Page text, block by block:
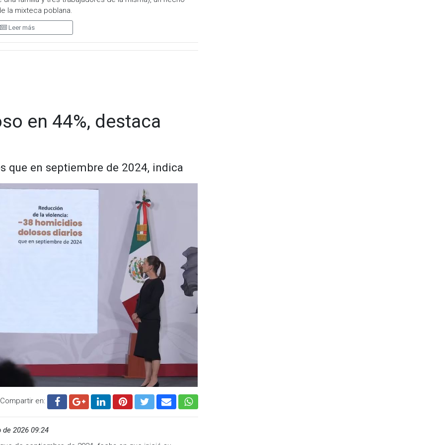
la mixteca poblana.
informó que fue ayer cuando se logró la
que se tratara del hijo de los padres de familia.
dados a conocer inicialmente: fueron diez víctimas, de
Entre las víctimas había tres menores de edad de 16, 15
General del Estado recibieron a las 12:40 horas del
dentro de un rancho y una mujer malherida, con
traslado al hospital.
de campo, agentes de investigación y
y Marcela 48, los padres de familia; así como sus hijos
también las sobrinas del presunto asesino,
trabajadores del rancho, víctimas del asesinato, fueron
apunta a una posible venganza del hijo por
aunque es una de varias líneas.
en redes sociales sin que se conozca cuándo fue
en la Mixteca poblana, sino en casi todo Puebla,
hechos de violencia de alto impacto relacionados con la
| Twitter:@cadena_noticias|
| TikTok:@CadenaNoticias|
Leer más
en 44%, destaca
que en septiembre de 2024, indica
Compartir en:
de 2026 09:24